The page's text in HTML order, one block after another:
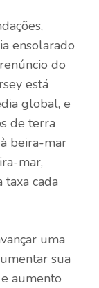
ensolarado
do
está
global, e
de terra
beira-mar
mar,
taxa cada
uma
sua
aumento